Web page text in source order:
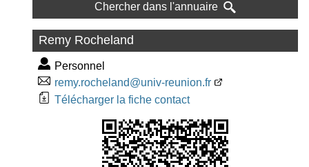
Chercher dans l'annuaire
Remy Rocheland
Personnel
remy.rocheland@univ-reunion.fr
Télécharger la fiche contact